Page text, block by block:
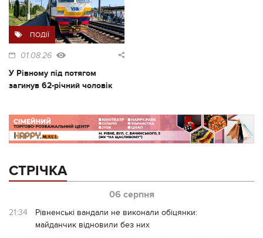
ПОДІЇ
01.08.26
У Рівному під потягом
загинув 62-річний чоловік
СТРІЧКА
06 серпня
21:34
Рівненські вандали не виконали обіцянки:
майданчик відновили без них